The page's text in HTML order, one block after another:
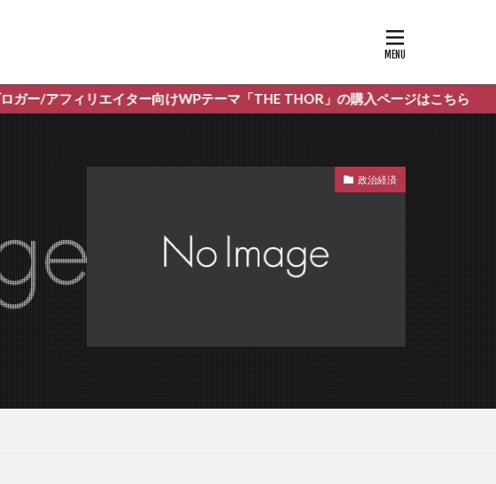
イター向けWPテーマ「THE THOR」の購入ページはこちら
政治経済